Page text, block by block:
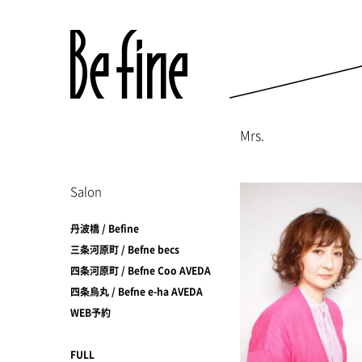
Salon
丹波橋 / Befine
三条河原町 / Befne becs
四条河原町 / Befne Coo AVEDA
四条烏丸 / Befne e-ha AVEDA
WEB予約
FULL
Mrs.